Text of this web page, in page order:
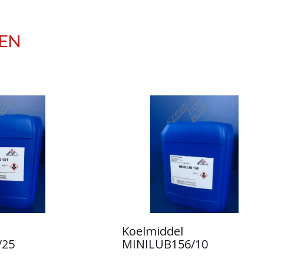
Koelmiddel
MINILUB156/10